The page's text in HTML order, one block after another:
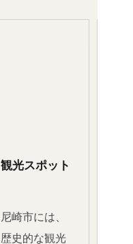
観光スポット
尼崎市には、
歴史的な観光